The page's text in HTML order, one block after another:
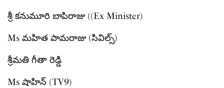
శ్రీ కనుమూరి బాపిరాజు ((Ex Minister)
Ms మహిత పామరాజు (సివిల్స్)
శ్రీమతి గీతా రెడ్డి
Ms షాహిన్ (TV9)